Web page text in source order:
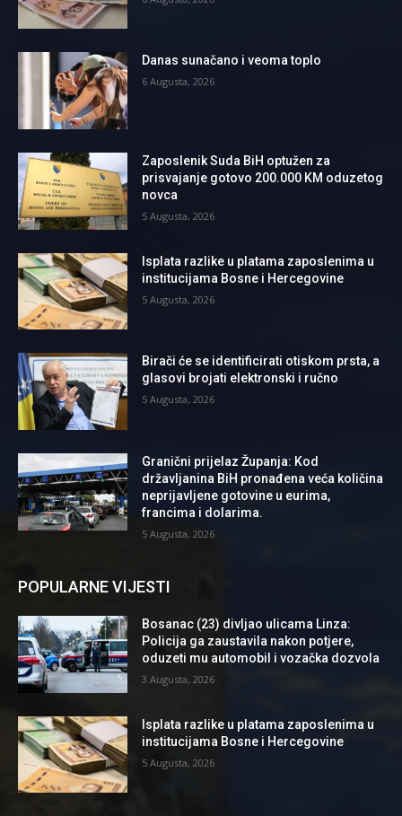
Danas sunačano i veoma toplo
6 Augusta, 2026
Zaposlenik Suda BiH optužen za
prisvajanje gotovo 200.000 KM oduzetog
novca
5 Augusta, 2026
Isplata razlike u platama zaposlenima u
institucijama Bosne i Hercegovine
5 Augusta, 2026
Birači će se identificirati otiskom prsta, a
glasovi brojati elektronski i ručno
5 Augusta, 2026
Granični prijelaz Županja: Kod
državljanina BiH pronađena veća količina
neprijavljene gotovine u eurima,
francima i dolarima.
5 Augusta, 2026
POPULARNE VIJESTI
Bosanac (23) divljao ulicama Linza:
Policija ga zaustavila nakon potjere,
oduzeti mu automobil i vozačka dozvola
3 Augusta, 2026
Isplata razlike u platama zaposlenima u
institucijama Bosne i Hercegovine
5 Augusta, 2026